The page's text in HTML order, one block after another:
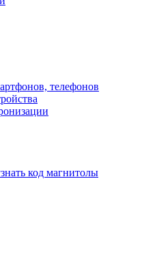
телефонов
код магнитолы